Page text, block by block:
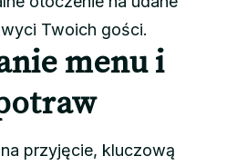
Twoich gości.
menu i
przyjęcie, kluczową